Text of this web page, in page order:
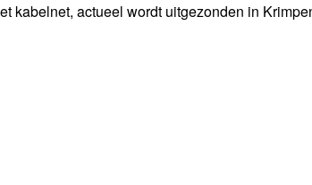
kabelnet, actueel wordt uitgezonden in